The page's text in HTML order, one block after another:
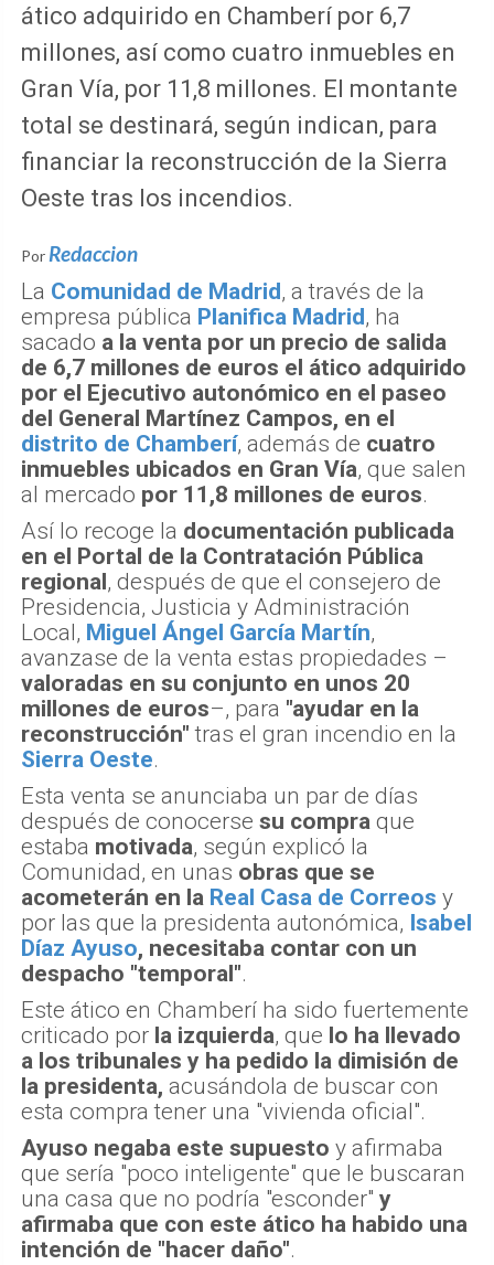
ático adquirido en Chamberí por 6,7
millones, así como cuatro inmuebles en
Gran Vía, por 11,8 millones. El montante
total se destinará, según indican, para
financiar la reconstrucción de la Sierra
Oeste tras los incendios.
Por Redaccion
La Comunidad de Madrid, a través de la
empresa pública Planifica Madrid, ha
sacado a la venta por un precio de salida
de 6,7 millones de euros el ático adquirido
por el Ejecutivo autonómico en el paseo
del General Martínez Campos, en el
distrito de Chamberí, además de cuatro
inmuebles ubicados en Gran Vía, que salen
al mercado por 11,8 millones de euros.
Así lo recoge la documentación publicada
en el Portal de la Contratación Pública
regional, después de que el consejero de
Presidencia, Justicia y Administración
Local, Miguel Ángel García Martín,
avanzase de la venta estas propiedades –
valoradas en su conjunto en unos 20
millones de euros–, para "ayudar en la
reconstrucción" tras el gran incendio en la
Sierra Oeste.
Esta venta se anunciaba un par de días
después de conocerse su compra que
estaba motivada, según explicó la
Comunidad, en unas obras que se
acometerán en la Real Casa de Correos y
por las que la presidenta autonómica, Isabel
Díaz Ayuso, necesitaba contar con un
despacho "temporal".
Este ático en Chamberí ha sido fuertemente
criticado por la izquierda, que lo ha llevado
a los tribunales y ha pedido la dimisión de
la presidenta, acusándola de buscar con
esta compra tener una "vivienda oficial".
Ayuso negaba este supuesto y afirmaba
que sería "poco inteligente" que le buscaran
una casa que no podría "esconder" y
afirmaba que con este ático ha habido una
intención de "hacer daño".